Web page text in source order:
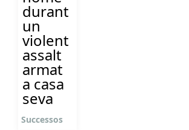
durant
un
violent
assalt
armat
a casa
seva
Successos